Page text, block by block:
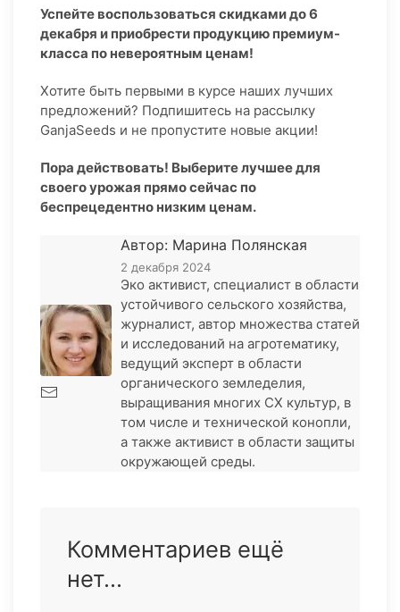
Успейте воспользоваться скидками до 6
декабря и приобрести продукцию премиум-
класса по невероятным ценам!
Хотите быть первыми в курсе наших лучших
предложений? Подпишитесь на рассылку
GanjaSeeds и не пропустите новые акции!
Пора действовать! Выберите лучшее для
своего урожая прямо сейчас по
беспрецедентно низким ценам.
Автор: Марина Полянская
2 декабря 2024
Эко активист, специалист в области
устойчивого сельского хозяйства,
журналист, автор множества статей
и исследований на агротематику,
ведущий эксперт в области
органического земледелия,
выращивания многих СХ культур, в
том числе и технической конопли,
а также активист в области защиты
окружающей среды.
Комментариев ещё
нет...